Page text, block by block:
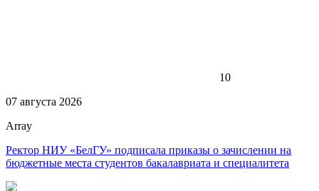
10
07 августа 2026
Array
Ректор НИУ «БелГУ» подписала приказы о зачислении на
бюджетные места студентов бакалавриата и специалитета